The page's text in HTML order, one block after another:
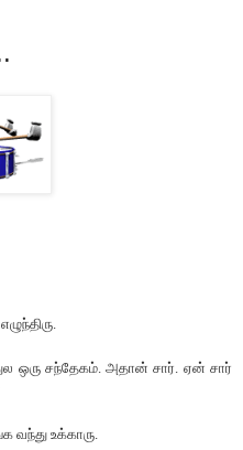
ஒரு சந்தேகம். அதான் சார். ஏன் சார்
வந்து உக்காரு.